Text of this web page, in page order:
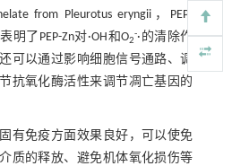
from Pleurotus eryngii，PEP-
了PEP-Zn对·OH和O2
-·的清除作
可以通过影响细胞信号通路、调
抗氧化酶活性来调节凋亡基因的
有免疫方面效果良好，可以使免
质的释放、避免机体氧化损伤等